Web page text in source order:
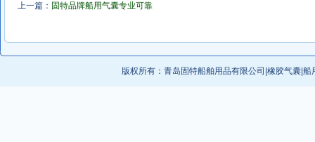
上一篇： 固特品牌船用气囊专业可靠
版权所有： 青岛固特船舶用品有限公司 橡胶气囊 船